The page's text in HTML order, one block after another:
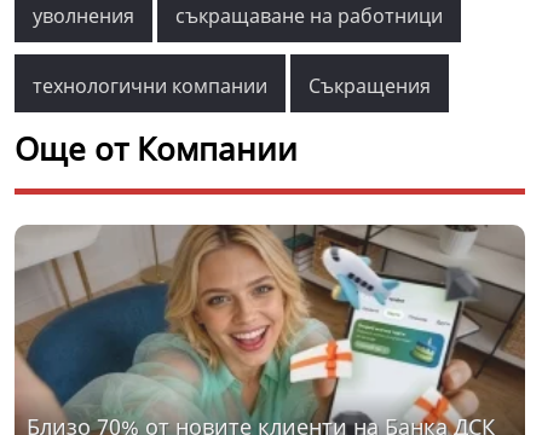
уволнения съкращаване на работници
технологични компании Съкращения
Още от Компании
Близо 70% от новите клиенти на Банка ДСК